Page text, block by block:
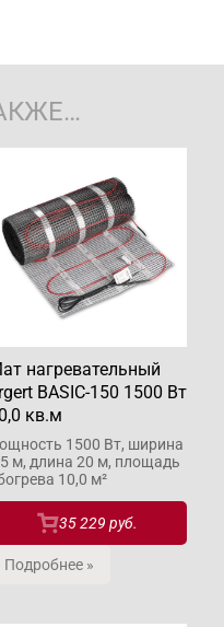
нагревательный
BASIC-150 1500 Вт
кв.м
1500 Вт, ширина
м, длина 20 м, площадь
10,0 м²
35 229 руб.
Подробнее »